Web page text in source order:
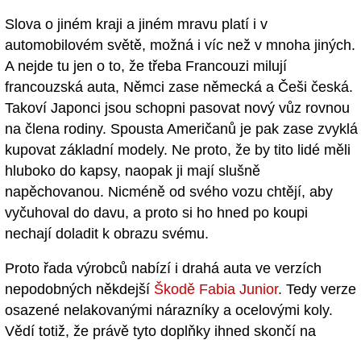
Slova o jiném kraji a jiném mravu platí i v
automobilovém světě, možná i víc než v mnoha jiných.
A nejde tu jen o to, že třeba Francouzi milují
francouzská auta, Němci zase německá a Češi česká.
Takoví Japonci jsou schopni pasovat nový vůz rovnou
na člena rodiny. Spousta Američanů je pak zase zvyklá
kupovat základní modely. Ne proto, že by tito lidé měli
hluboko do kapsy, naopak ji mají slušně
napěchovanou. Nicméně od svého vozu chtějí, aby
vyčuhoval do davu, a proto si ho hned po koupi
nechají doladit k obrazu svému.
Proto řada výrobců nabízí i drahá auta ve verzích
nepodobných někdejší Škodě Fabia Junior. Tedy verze
osazené nelakovanými nárazníky a ocelovými koly.
Vědí totiž, že právě tyto doplňky ihned skončí na